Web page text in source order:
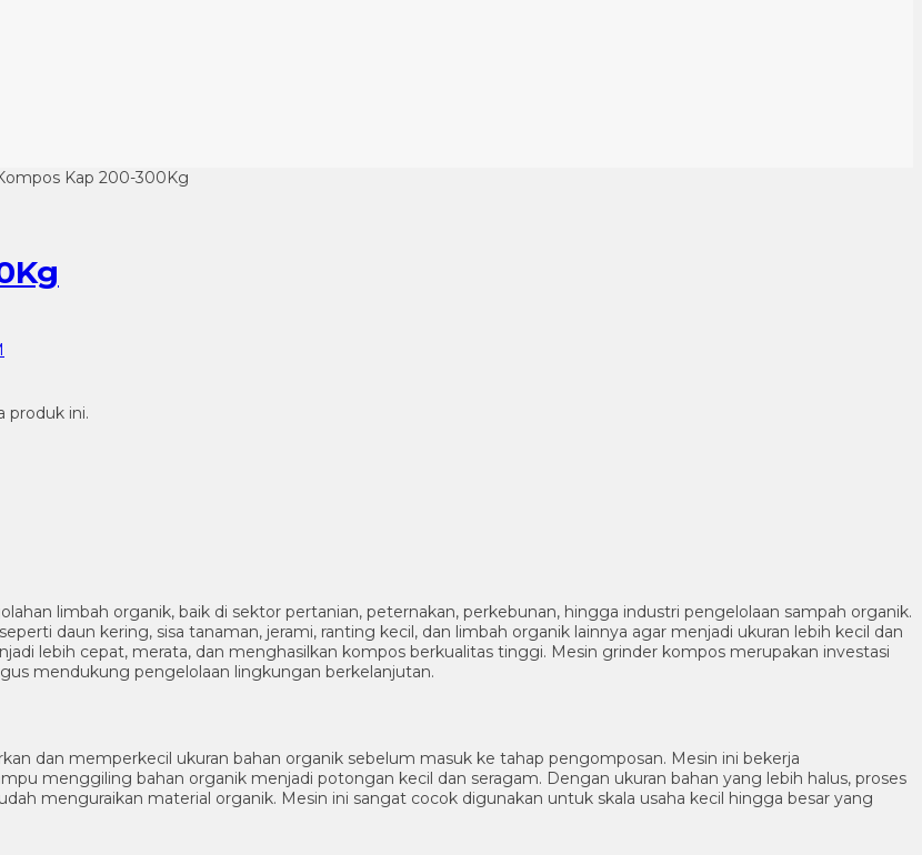
Kap 200-300Kg
produk ini.
limbah organik, baik di sektor pertanian, peternakan, perkebunan, hingga industri pengelolaan sampah organik.
daun kering, sisa tanaman, jerami, ranting kecil, dan limbah organik lainnya agar menjadi ukuran lebih kecil dan
lebih cepat, merata, dan menghasilkan kompos berkualitas tinggi. Mesin grinder kompos merupakan investasi
mendukung pengelolaan lingkungan berkelanjutan.
dan memperkecil ukuran bahan organik sebelum masuk ke tahap pengomposan. Mesin ini bekerja
menggiling bahan organik menjadi potongan kecil dan seragam. Dengan ukuran bahan yang lebih halus, proses
menguraikan material organik. Mesin ini sangat cocok digunakan untuk skala usaha kecil hingga besar yang